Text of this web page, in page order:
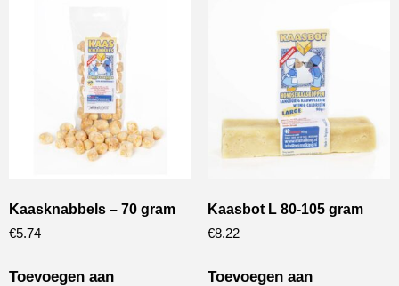
Kaasknabbels – 70 gram
€5.74
Toevoegen aan
Kaasbot L 80-105 gram
€8.22
Toevoegen aan